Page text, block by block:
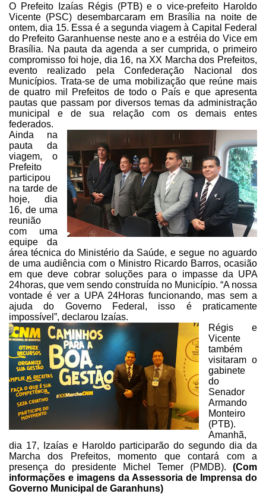
O Prefeito Izaías Régis (PTB) e o vice-prefeito Haroldo
Vicente (PSC) desembarcaram em Brasília na noite de
ontem, dia 15. Essa é a segunda viagem à Capital Federal
do Prefeito Garanhuense neste ano e a estréia do Vice em
Brasília. Na pauta da agenda a ser cumprida, o primeiro
compromisso foi hoje, dia 16, na XX Marcha dos Prefeitos,
evento realizado pela Confederação Nacional dos
Municípios. Trata-se de uma mobilização que reúne mais
de quatro mil Prefeitos de todo o País e que apresenta
pautas que passam por diversos temas da administração
municipal e de sua relação com os demaisentes
federados.
Ainda na
pauta da
viagem, o
Prefeito
participou
na tarde de
hoje, dia
16, de uma
reunião
com uma
equipe da
área técnica do Ministério da Saúde, e segue no aguardo
de uma audiência com oMinistro Ricardo Barros, ocasião
em que deve cobrar soluções para o impasse da UPA
24horas, que vem sendo construída no Município. “A nossa
vontade é ver a UPA24Horas funcionando, mas sem a
ajuda do Governo Federal, isso é praticamente
impossível”, declarou Izaías.
Régis e
Vicente
também
visitaram o
gabinete
do
Senador
Armando
Monteiro
(PTB).
Amanhã,
dia 17, Izaías e Haroldoparticiparão do segundo dia da
Marcha dos Prefeitos, momento que contará com a
presença do presidente Michel Temer (PMDB). (Com
informações e imagens da Assessoria de Imprensa do
Governo Municipal de Garanhuns)